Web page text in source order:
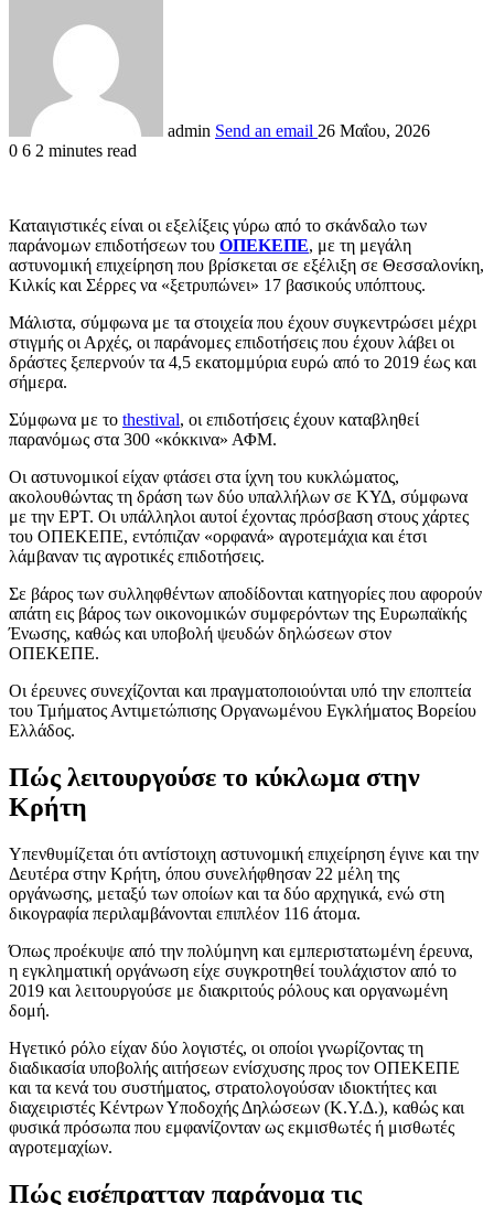
admin Send an email 26 Μαΐου, 2026
0 6 2 minutes read
Καταιγιστικές είναι οι εξελίξεις γύρω από το σκάνδαλο των
παράνομων επιδοτήσεων του ΟΠΕΚΕΠΕ, με τη μεγάλη
αστυνομική επιχείρηση που βρίσκεται σε εξέλιξη σε Θεσσαλονίκη,
Κιλκίς και Σέρρες να «ξετρυπώνει» 17 βασικούς υπόπτους.
Μάλιστα, σύμφωνα με τα στοιχεία που έχουν συγκεντρώσει μέχρι
στιγμής οι Αρχές, οι παράνομες επιδοτήσεις που έχουν λάβει οι
δράστες ξεπερνούν τα 4,5 εκατομμύρια ευρώ από το 2019 έως και
σήμερα.
Σύμφωνα με το thestival, οι επιδοτήσεις έχουν καταβληθεί
παρανόμως στα 300 «κόκκινα» ΑΦΜ.
Οι αστυνομικοί είχαν φτάσει στα ίχνη του κυκλώματος,
ακολουθώντας τη δράση των δύο υπαλλήλων σε ΚΥΔ, σύμφωνα
με την ΕΡΤ. Οι υπάλληλοι αυτοί έχοντας πρόσβαση στους χάρτες
του ΟΠΕΚΕΠΕ, εντόπιζαν «ορφανά» αγροτεμάχια και έτσι
λάμβαναν τις αγροτικές επιδοτήσεις.
Σε βάρος των συλληφθέντων αποδίδονται κατηγορίες που αφορούν
απάτη εις βάρος των οικονομικών συμφερόντων της Ευρωπαϊκής
Ένωσης, καθώς και υποβολή ψευδών δηλώσεων στον
ΟΠΕΚΕΠΕ.
Οι έρευνες συνεχίζονται και πραγματοποιούνται υπό την εποπτεία
του Τμήματος Αντιμετώπισης Οργανωμένου Εγκλήματος Βορείου
Ελλάδος.
Πώς λειτουργούσε το κύκλωμα στην
Κρήτη
Υπενθυμίζεται ότι αντίστοιχη αστυνομική επιχείρηση έγινε και την
Δευτέρα στην Κρήτη, όπου συνελήφθησαν 22 μέλη της
οργάνωσης, μεταξύ των οποίων και τα δύο αρχηγικά, ενώ στη
δικογραφία περιλαμβάνονται επιπλέον 116 άτομα.
Όπως προέκυψε από την πολύμηνη και εμπεριστατωμένη έρευνα,
η εγκληματική οργάνωση είχε συγκροτηθεί τουλάχιστον από το
2019 και λειτουργούσε με διακριτούς ρόλους και οργανωμένη
δομή.
Ηγετικό ρόλο είχαν δύο λογιστές, οι οποίοι γνωρίζοντας τη
διαδικασία υποβολής αιτήσεων ενίσχυσης προς τον ΟΠΕΚΕΠΕ
και τα κενά του συστήματος, στρατολογούσαν ιδιοκτήτες και
διαχειριστές Κέντρων Υποδοχής Δηλώσεων (Κ.Υ.Δ.), καθώς και
φυσικά πρόσωπα που εμφανίζονταν ως εκμισθωτές ή μισθωτές
αγροτεμαχίων.
Πώς εισέπρατταν παράνομα τις